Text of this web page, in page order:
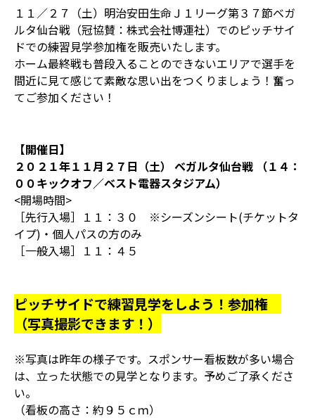
１１／２７（土）明治安田生命Ｊ１リーグ第３７節ベガ
ルタ仙台戦（冠協賛：株式会社博運社）でのピッチサイ
ドでの練習見学参加権を販売いたします。
ホーム最終戦も普段入ることのできないエリアで選手を
間近に見て感じて素敵な思い出をつくりましょう！奮っ
てご参加ください！
【開催日】
２０２１年１１月２７日（土） ベガルタ仙台戦 （１４：
００キックオフ／ベスト電器スタジアム）
<開場時間>
［先行入場］１１：３０ ※シーズンシート(チケットタ
イプ)・個人パスの方のみ
［一般入場］１１：４５
ピッチサイドで練習見学をしよう！参加権
（写真撮影できます！）
※写真は昨年の様子です。スポンサー看板数が多い場合
は、立った状態での見学となります。予めご了承くださ
い。
（看板の高さ：約９５ｃｍ）